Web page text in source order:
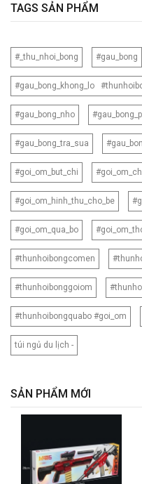
TAGS SẢN PHẨM
#_thu_nhoi_bong #gau_bong
#gau_bong_khong_lo
#gau_bong_nho
#gau_bong_tra_sua
#goi_om_but_chi
#goi_om_hinh_thu_cho_be
#goi_om_qua_bo
#thunhoibongcomen
#thunhoibonggoiom
#thunhoibongquabo #goi_om
túi ngủ du lịch -
SẢN PHẨM MỚI